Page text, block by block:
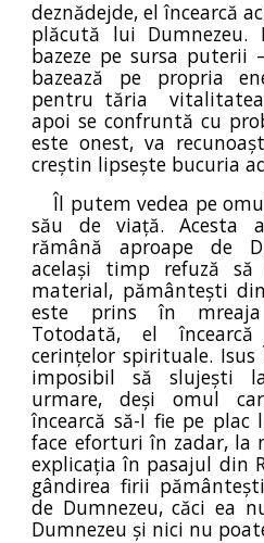
deznădejde, el încearcă
plăcută lui
bazeze pe sursa puterii
bazează pe propria
pentru tăria vitalitatea
apoi se confruntă cu
este onest, va
creștin lipsește bucuria
Îl putem vedea pe
său de viață. Acesta
rămână aproape de
același timp refuză
material, pământești
este prins în
Totodată, el
cerințelor spirituale.
imposibil să slujești
urmare, deși omul
încearcă să-I fie pe plac
face eforturi în zadar, la
explicația în pasajul din
gândirea firii
de Dumnezeu, căci ea
Dumnezeu și nici nu